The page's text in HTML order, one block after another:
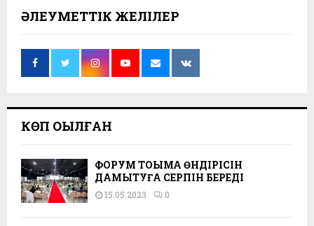
ӘЛЕУМЕТТІК ЖЕЛІЛЕР
КӨП ОҚЫЛҒАН
ФОРУМ ТОҚЫМА ӨНДІРІСІН
ДАМЫТУҒА СЕРПІН БЕРЕДІ
15.05.2023 0